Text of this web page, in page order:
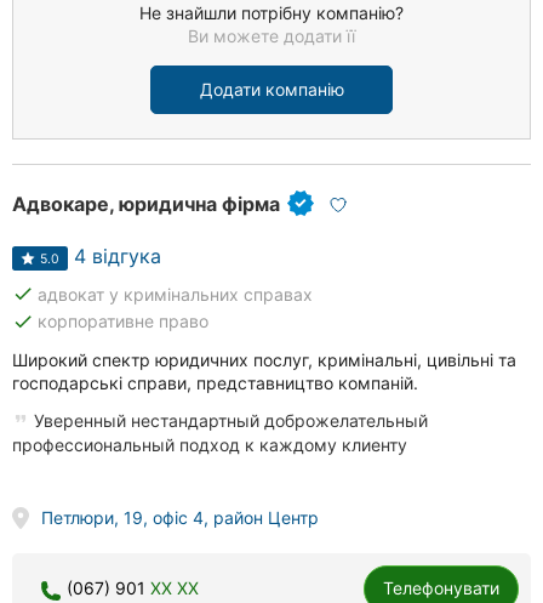
Не знайшли потрібну компанію?
Ви можете додати її
Додати компанію
Адвокаре, юридична фірма
5.0 4 відгука
done адвокат у кримінальних справах
done корпоративне право
Широкий спектр юридичних послуг, кримінальні, цивільні та
господарські справи, представництво компаній.
Уверенный нестандартный доброжелательный
профессиональный подход к каждому клиенту
Петлюри, 19, офіс 4, район Центр
(067) 901 XX XX Телефонувати